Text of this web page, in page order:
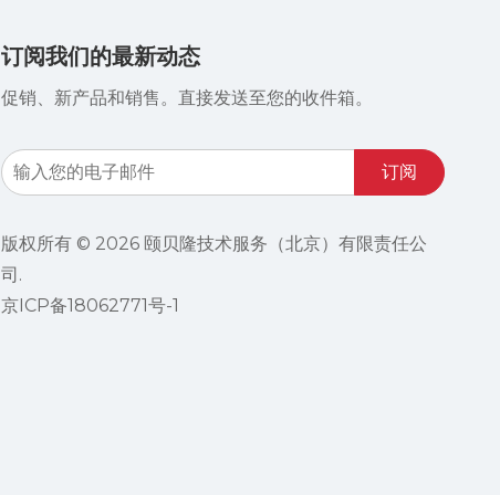
订阅我们的最新动态
促销、新产品和销售。直接发送至您的收件箱。
订阅
版权所有 © 2026颐贝隆技术服务（北京）有限责任公
司.
京ICP备18062771号-1